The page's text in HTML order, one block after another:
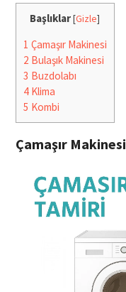
Başlıklar[Gizle]
1 Çamaşır Makinesi
2 Bulaşık Makinesi
3 Buzdolabı
4Klima
5 Kombi
Çamaşır Makinesi